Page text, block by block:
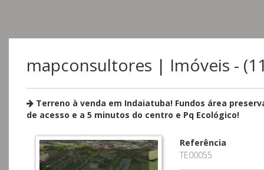
mapconsultores | Imóveis -
Terreno à venda em Indaiatuba! Fundos área
de acesso e a 5 minutos do centro e Pq Ecológico!
Referência
TE00055